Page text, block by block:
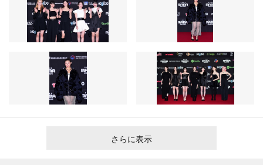
さらに表示